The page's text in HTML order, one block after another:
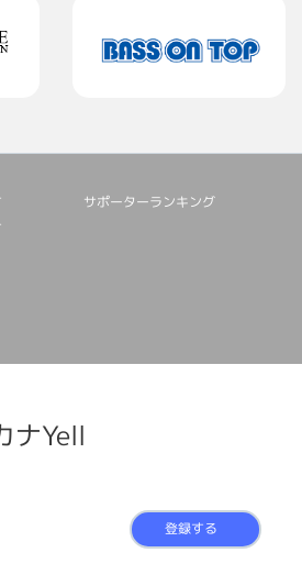
サポーターランキング
ナYell
登録する